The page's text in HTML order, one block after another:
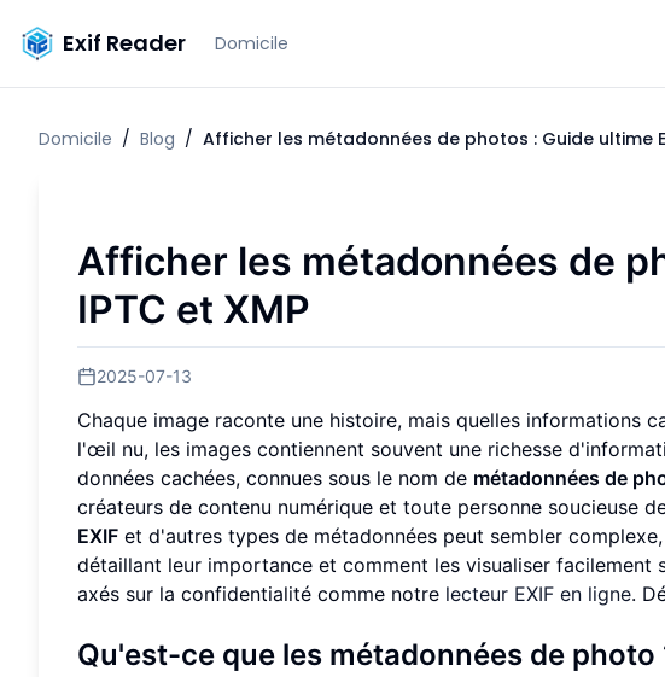
Exif Reader Domicile
Domicile / Blog / Afficher les métadonnées de photos : Guide ultime
Afficher les métadonnées de
IPTC et XMP
2025-07-13
Chaque image raconte une histoire, mais quelles informations
l'œil nu, les images contiennent souvent une richesse
données cachées, connues sous le nom de métadonnées de
créateurs de contenu numérique et toute personne soucieuse
EXIF et d'autres types de métadonnées peut sembler
détaillant leur importance et comment les visualiser
axés sur la confidentialité comme notre lecteur EXIF en ligne.
Qu'est-ce que les métadonnées de photo